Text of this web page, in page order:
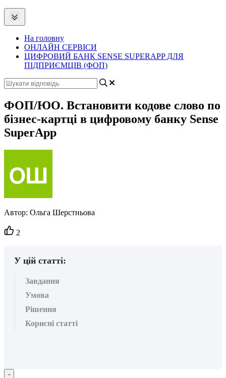
На головну
ОНЛАЙН СЕРВІСИ
ЦИФРОВИЙ БАНК SENSE SUPERAPP ДЛЯ
ПІДПРИЄМЦІВ (ФОП)
ФОП/ЮО. Встановити кодове слово по
бізнес-картці в цифровому банку Sense
SuperApp
Автор: Ольга Шерстньова
Кількість
вподобайок:
2
У цій статті:
Завдання
Умова
Рішення
Корисні статті
-